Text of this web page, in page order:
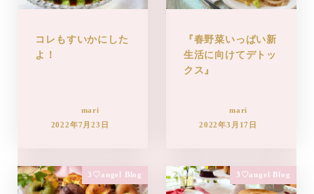
コレもすいかにした
よ！
mari
2022年7月23日
『春野菜いっぱい新
生活に向けてデトッ
クス』
mari
2022年3月17日
3♡angel Blog 3♡angel Blog